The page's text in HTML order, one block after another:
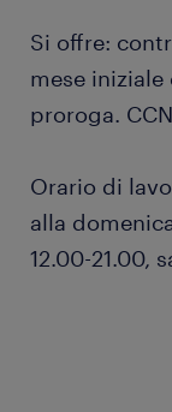
Si offre:
mese
proroga.
Orario di
alla
12.00-21.00,